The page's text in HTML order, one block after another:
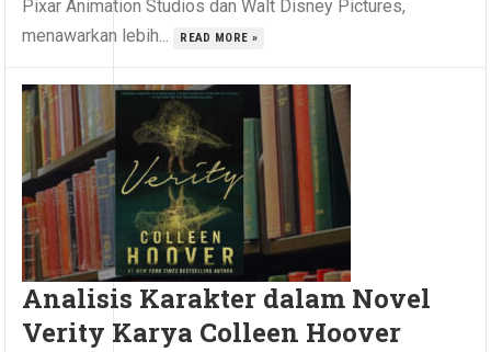
Pixar Animation Studios dan Walt Disney Pictures,
menawarkan lebih...
READ MORE »
Analisis Karakter dalam Novel
Verity Karya Colleen Hoover